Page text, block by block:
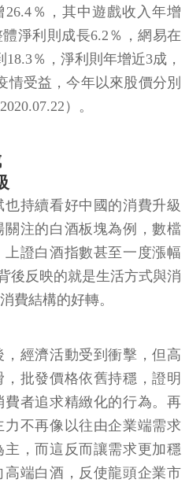
％，其中遊戲收入年增
淨利則成長6.2％，網易在
％，淨利則年增近3成，
情受益，今年以來股價分別
）。
持續看好中國的消費升級
注的白酒板塊為例，數檔
證白酒指數甚至一度漲幅
後反映的就是生活方式與消
費結構的好轉。
經濟活動受到衝擊，但高
批發價格依舊持穩，證明
者追求精緻化的行為。再
不再像以往由企業端需求
，而這反而讓需求更加穩
端白酒，反使龍頭企業市